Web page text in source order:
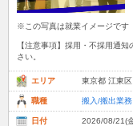
※この写真は就業イメージです
【注意事項】採用・不採用通
さい。
エリア 東京都 江東区
職種 搬入/搬出業務
日付 2026/08/21(